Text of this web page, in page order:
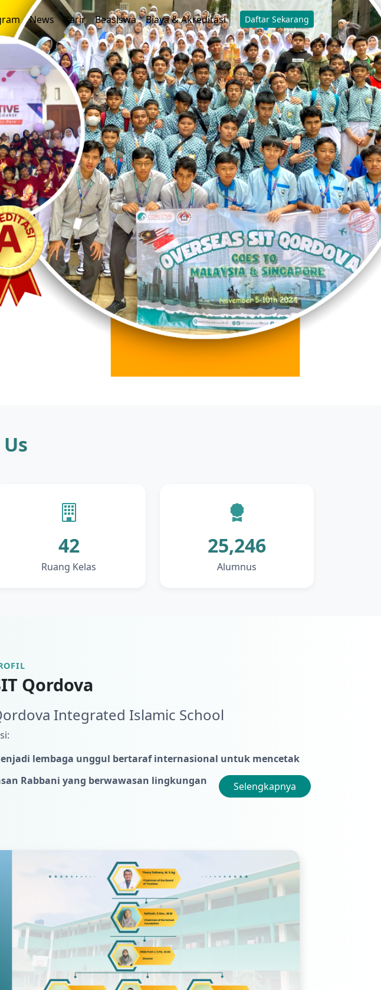
News Karir Beasiswa Biaya & Akreditasi Daftar Sekarang
42
Ruang Kelas
25,246
Alumnus
Qordova
Integrated Islamic School
lembaga unggul bertaraf internasional untuk mencetak
Rabbani yang berwawasan lingkungan
Selengkapnya